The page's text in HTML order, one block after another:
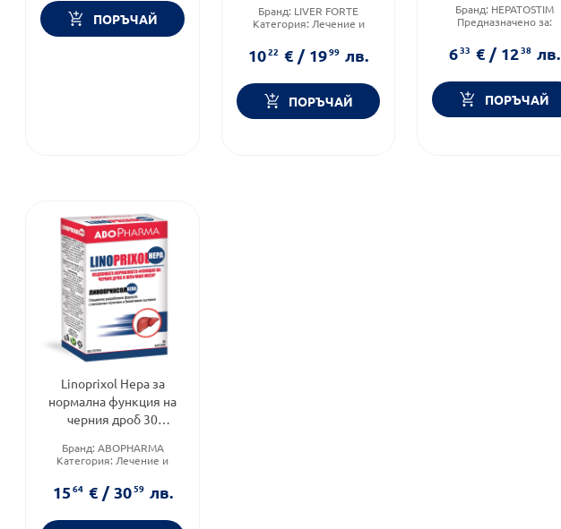
ПОРЪЧАЙ
Бранд: LIVER FORTE
Категория: Лечение и
Форма на продукта:
1022 € / 1999 лв.
ПОРЪЧАЙ
Бранд: HEPATOSTIM
Предназначено за:
Приложение:орално
633 € / 1238 лв.
ПОРЪЧАЙ
Linoprixol Hepa за
нормална функция на
черния дроб 30
Бранд: ABOPHARMA
Категория: Лечение и
Форма на продукта:
1564 € / 3059 лв.